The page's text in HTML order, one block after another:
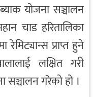
योजना सञ्चालन
चाड हरितालिका
प्राप्त हुने
लक्षित गरी
गरेको हो ।